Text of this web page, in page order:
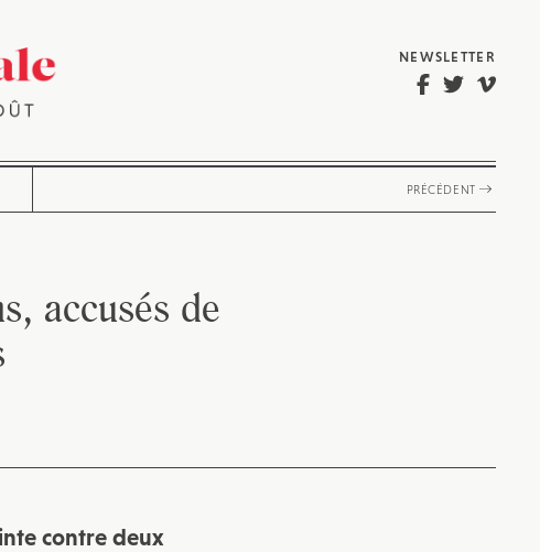
NEWSLETTER
PRÉCÉDENT
accusés de
contre deux